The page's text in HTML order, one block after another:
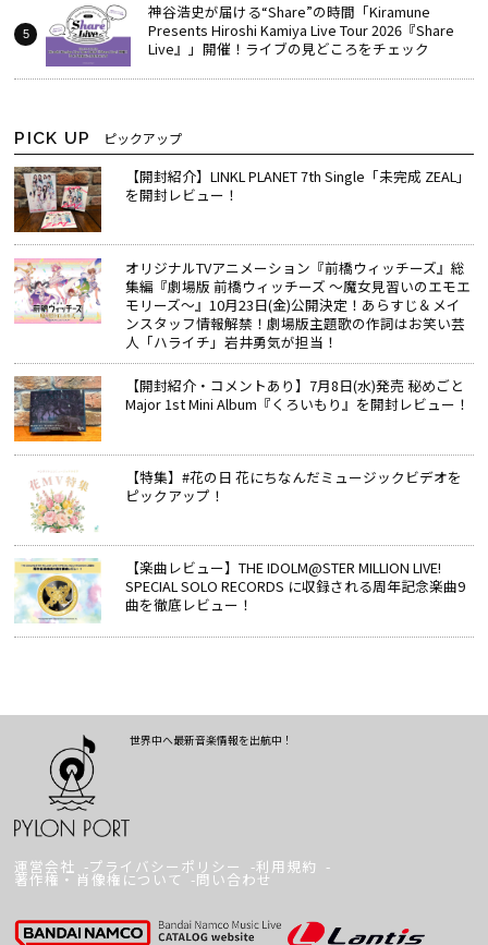
神谷浩史が届ける“Share”の時間――「Kiramune
Presents Hiroshi Kamiya Live Tour 2026『Share
Live』」開催！ライブの見どころをチェック
PICK UP ピックアップ
【開封紹介】LINKL PLANET 7th Single「未完成 ZEAL」
を開封レビュー！
オリジナルTVアニメーション『前橋ウィッチーズ』総
集編『劇場版 前橋ウィッチーズ ～魔女見習いのエモエ
モリーズ～』10月23日(金)公開決定！あらすじ＆メイ
ンスタッフ情報解禁！劇場版主題歌の作詞はお笑い芸
人「ハライチ」岩井勇気が担当！
【開封紹介・コメントあり】7月8日(水)発売 秘めごと
Major 1st Mini Album『くろいもり』を開封レビュー！
【特集】#花の日 花にちなんだミュージックビデオを
ピックアップ！
【楽曲レビュー】THE IDOLM@STER MILLION LIVE!
SPECIAL SOLO RECORDS に収録される周年記念楽曲9
曲を徹底レビュー！
世界中へ最新音楽情報を出航中！
運営会社 プライバシーポリシー 利用規約
著作権・肖像権について 問い合わせ